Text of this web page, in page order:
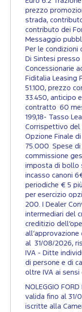
prezzo
strada,
contributo dei
Messaggio
Per le
Di Sintesi
Concessionarie
Fiditalia Leasing
51.100, prezzo
33.450, anticipo
contratto 60
199,18- Tasso
Corrispettivo del
Opzione Finale
75.000 Spese di
commissione
imposta di bollo
incasso canoni
periodiche € 5
per esercizio
200. I Dealer
intermediari del
creditizio
al 31/08/2026,
IVA - Ditte
di persone e di
oltre IVA ai sensi
NOLEGGIO
valida fino al 31/
iscritte alla